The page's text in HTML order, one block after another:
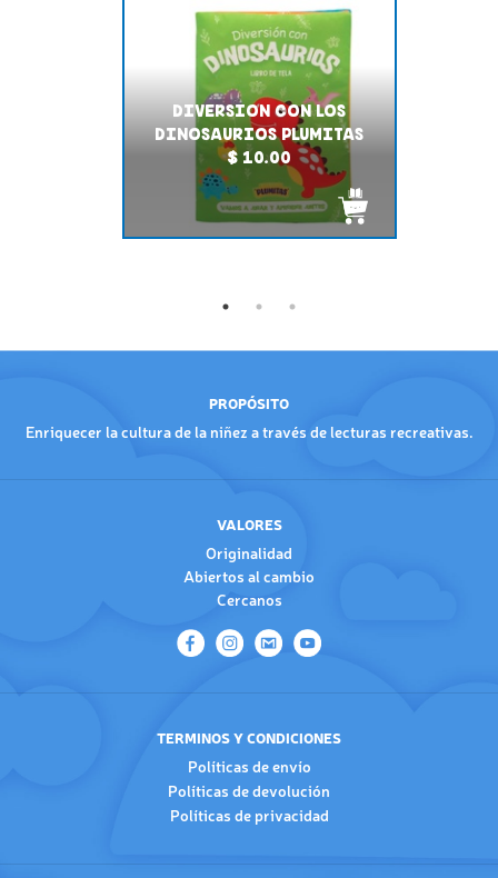
DIVERSION CON LOS
DINOSAURIOS PLUMITAS
$ 10.00
PROPÓSITO
Enriquecer la cultura de la niñez a través de lecturas recreativas.
VALORES
Originalidad
Abiertos al cambio
Cercanos
TERMINOS Y CONDICIONES
Políticas de envío
Políticas de devolución
Políticas de privacidad